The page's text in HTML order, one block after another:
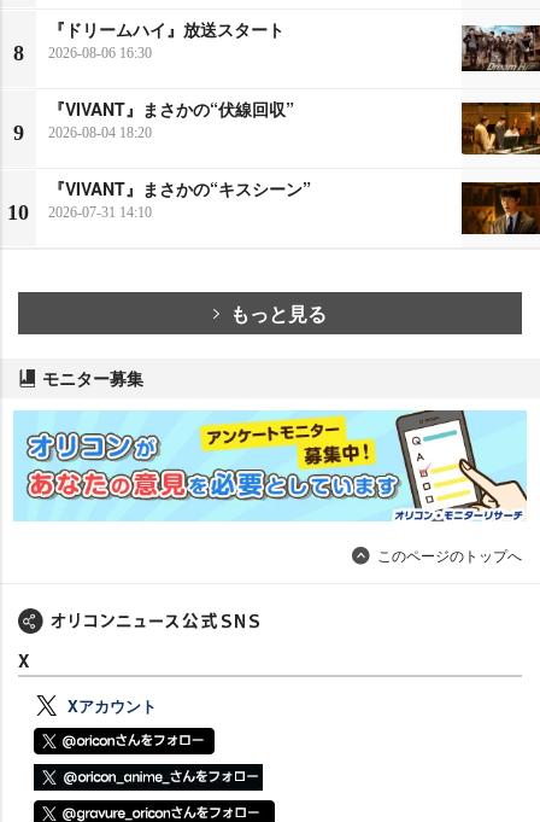
8
『ドリームハイ』放送スタート
2026-08-06 16:30
9
『VIVANT』まさかの“伏線回収”
2026-08-04 18:20
10
『VIVANT』まさかの“キスシーン”
2026-07-31 14:10
もっと見る
モニター募集
このページのトップへ
X
Xアカウント